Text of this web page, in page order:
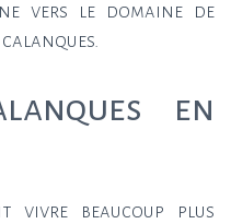
vers le domaine de
calanques.
en
vivre beaucoup plus